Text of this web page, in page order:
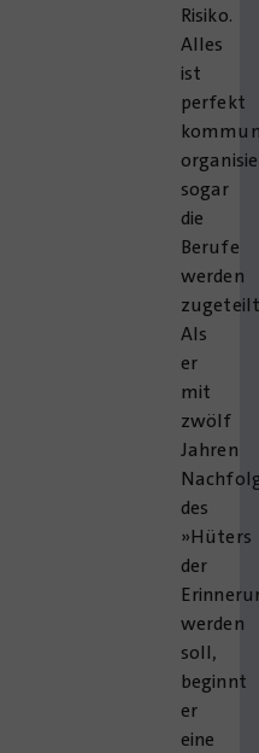
Risiko.
Alles
ist
perfekt
sogar
die
Berufe
werden
Als
er
mit
zwölf
Jahren
des
»Hüters
der
werden
soll,
beginnt
er
eine